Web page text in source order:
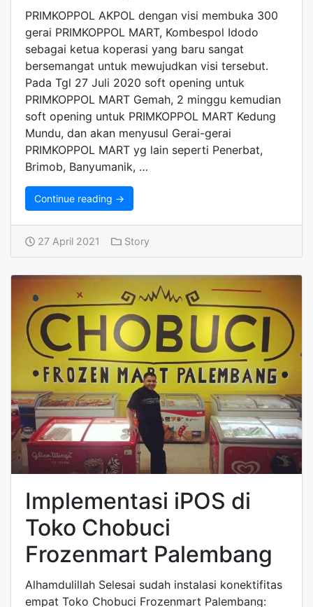
PRIMKOPPOL AKPOL dengan visi membuka 300
gerai PRIMKOPPOL MART, Kombespol Idodo
sebagai ketua koperasi yang baru sangat
bersemangat untuk mewujudkan visi tersebut.
Pada Tgl 27 Juli 2020 soft opening untuk
PRIMKOPPOL MART Gemah, 2 minggu kemudian
soft opening untuk PRIMKOPPOL MART Kedung
Mundu, dan akan menyusul Gerai-gerai
PRIMKOPPOL MART yg lain seperti Penerbat,
Brimob, Banyumanik, …
Continue reading →
27 April 2021 Story
Implementasi iPOS di
Toko Chobuci
Frozenmart Palembang
Alhamdulillah Selesai sudah instalasi konektifitas
empat Toko Chobuci Frozenmart Palembang: